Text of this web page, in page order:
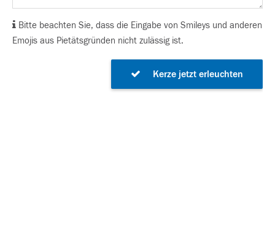
Bitte beachten Sie, dass die Eingabe von Smileys und anderen
Emojis aus Pietätsgründen nicht zulässig ist.
Kerze jetzt erleuchten